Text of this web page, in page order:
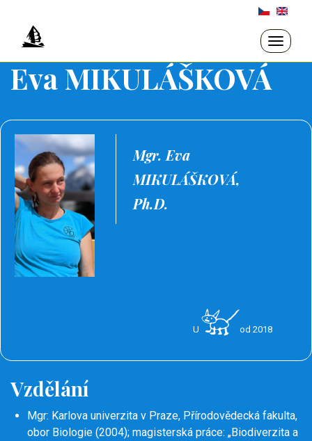
hlavnímu
Toggle
Eva MIKULÁŠKOVÁ
Mgr. Eva
MIKULÁŠKOVÁ,
Ph.D.
U od 2018
Vzdělání
Mgr: Karlova univerzita v Praze, Přírodovědecká fakulta,
obor Biologie (2004); magisterská práce: „Biodiverzita a